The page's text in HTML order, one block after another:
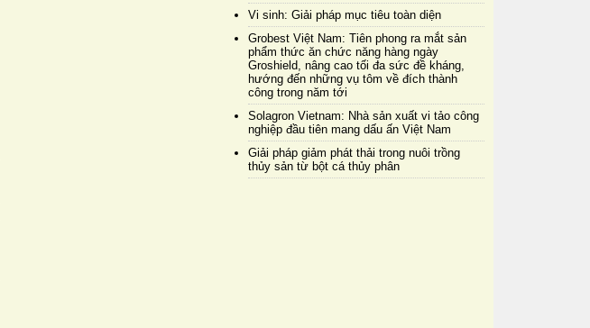
Vi sinh: Giải pháp mục tiêu toàn diện
Grobest Việt Nam: Tiên phong ra mắt sản
phẩm thức ăn chức năng hàng ngày
Groshield, nâng cao tối đa sức đề kháng,
hướng đến những vụ tôm về đích thành
công trong năm tới
Solagron Vietnam: Nhà sản xuất vi tảo công
nghiệp đầu tiên mang dấu ấn Việt Nam
Giải pháp giảm phát thải trong nuôi trồng
thủy sản từ bột cá thủy phân